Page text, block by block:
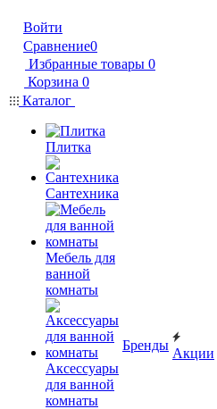
Войти
Сравнение0
Избранные товары 0
Корзина 0
Каталог
Плитка
Сантехника
Мебель для
ванной
комнаты
Аксессуары
для ванной
комнаты
Бренды
Акции